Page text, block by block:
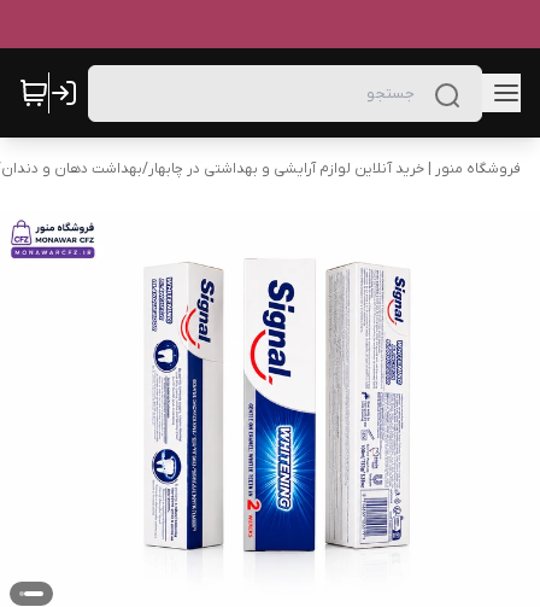
فروشگاه منور | خرید آنلاین لوازم آرایشی و بهداشتی در چابهار/بهداشت دهان و دندان